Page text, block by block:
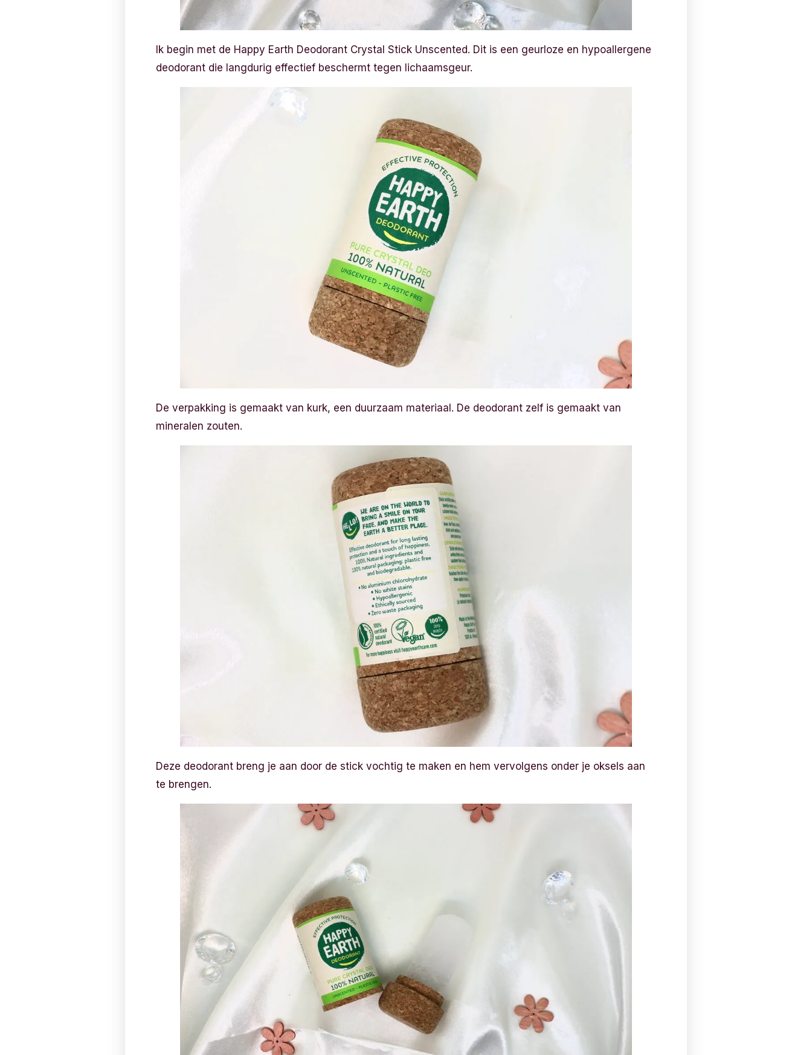
Ik begin met de Happy Earth Deodorant Crystal Stick Unscented. Dit is een geurloze en hypoallergene
deodorant die langdurig effectief beschermt tegen lichaamsgeur.
De verpakking is gemaakt van kurk, een duurzaam materiaal. De deodorant zelf is gemaakt van
mineralen zouten.
Deze deodorant breng je aan door de stick vochtig te maken en hem vervolgens onder je oksels aan
te brengen.